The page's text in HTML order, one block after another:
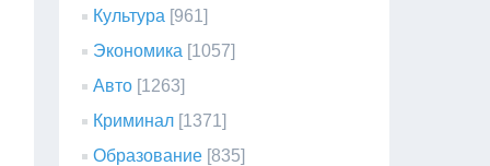
Культура [961]
Экономика [1057]
Авто [1263]
Криминал [1371]
Образование [835]